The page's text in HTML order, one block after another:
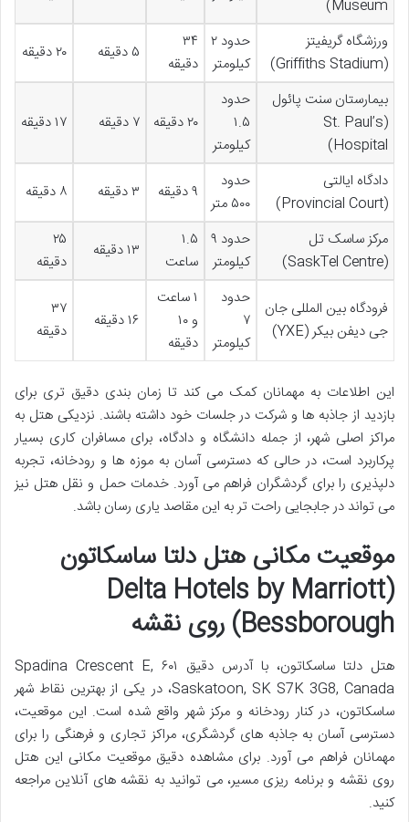
Museum)
ورزشگاه گریفیتز
(Griffiths Stadium)
حدود ۲
کیلومتر
۳۴
دقیقه
۵ دقیقه ۲۰ دقیقه
بیمارستان سنت پائول
(St. Paul’s
Hospital)
حدود
۱.۵
کیلومتر
۲۰ دقیقه ۷ دقیقه ۱۷ دقیقه
دادگاه ایالتی
(Provincial Court)
حدود
۵۰۰ متر
۹ دقیقه ۳ دقیقه ۸ دقیقه
مرکز ساسک تل
(SaskTel Centre)
حدود ۹
کیلومتر
۱.۵
ساعت
۱۳ دقیقه
۲۵
دقیقه
فرودگاه بین المللی جان
جی دیفن بیکر (YXE)
حدود
۷
کیلومتر
۱ ساعت
و ۱۰
دقیقه
۱۶ دقیقه
۳۷
دقیقه
این اطلاعات به مهمانان کمک می کند تا زمان بندی دقیق تری برای
بازدید از جاذبه ها و شرکت در جلسات خود داشته باشند. نزدیکی هتل به
مراکز اصلی شهر، از جمله دانشگاه و دادگاه، برای مسافران کاری بسیار
پرکاربرد است، در حالی که دسترسی آسان به موزه ها و رودخانه، تجربه
دلپذیری را برای گردشگران فراهم می آورد. خدمات حمل و نقل هتل نیز
می تواند در جابجایی راحت تر به این مقاصد یاری رسان باشد.
موقعیت مکانی هتل دلتا ساسکاتون
(Delta Hotels by Marriott
Bessborough) روی نقشه
هتل دلتا ساسکاتون، با آدرس دقیق ۶۰۱ Spadina Crescent E,
Saskatoon, SK S7K 3G8, Canada، در یکی از بهترین نقاط شهر
ساسکاتون، در کنار رودخانه و مرکز شهر واقع شده است. این موقعیت،
دسترسی آسان به جاذبه های گردشگری، مراکز تجاری و فرهنگی را برای
مهمانان فراهم می آورد. برای مشاهده دقیق موقعیت مکانی این هتل
روی نقشه و برنامه ریزی مسیر، می توانید به نقشه های آنلاین مراجعه
کنید.